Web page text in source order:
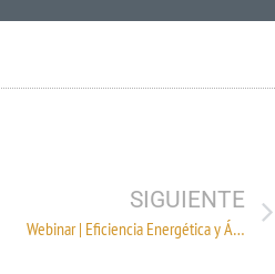
SIGUIENTE
Webinar | Eficiencia Energética y Áreas de Oportunidad en la Industria Textil